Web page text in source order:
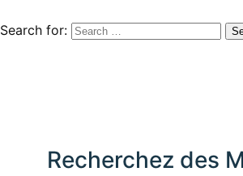
Search for:
Recherchez des